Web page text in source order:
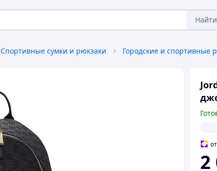
Найти
Спортивные сумки и рюкзаки Городские и спортивные
от
2